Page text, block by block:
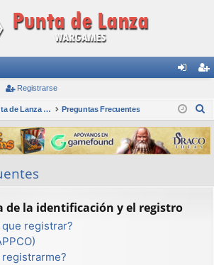
nti
fic
ar
ist
ra
rs
Registrarse
Foro Punta de Lanza Wargames Preguntas Frecuentes
s
c
r
de la identificación y el registro
registrar?